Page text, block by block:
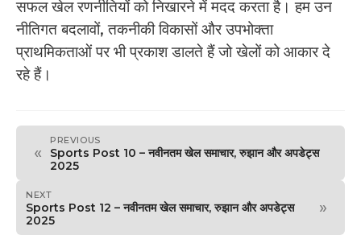
सफल खेल रणनीतियों को निखारने में मदद करता है। हम उन
नीतिगत बदलावों, तकनीकी विकासों और उपभोक्ता
प्राथमिकताओं पर भी प्रकाश डालते हैं जो खेलों को आकार दे
रहे हैं।
«
PREVIOUS
Sports Post 10 – नवीनतम खेल समाचार, रुझान और अपडेट्स
2025
NEXT
Sports Post 12 – नवीनतम खेल समाचार, रुझान और अपडेट्स
2025
»